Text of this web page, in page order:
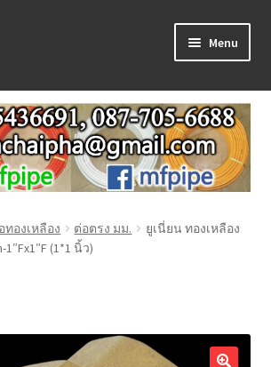
Menu
องเหลือง ต่อตรง มม.
ยูเนี่ยน ทองเหลือง
(1*1 นิ้ว)